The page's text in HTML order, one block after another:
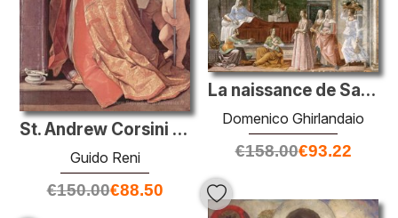
St. Andrew Corsini dans la prière
Guido Reni
€150.00€88.50
La naissance de Saint-Jean-Baptiste
Domenico Ghirlandaio
€158.00€93.22